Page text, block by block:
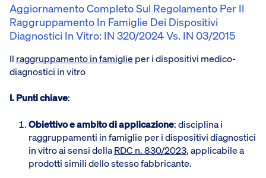
Aggiornamento Completo Sul Regolamento Per Il
Raggruppamento In Famiglie Dei Dispositivi
Diagnostici In Vitro: IN 320/2024 Vs. IN 03/2015
Il raggruppamento in famiglie per i dispositivi medico-
diagnostici in vitro
I. Punti chiave:
Obiettivo e ambito di applicazione: disciplina i
raggruppamenti in famiglie per i dispositivi diagnostici
in vitro ai sensi dellaRDC n. 830/2023, applicabile a
prodotti simili dello stesso fabbricante.